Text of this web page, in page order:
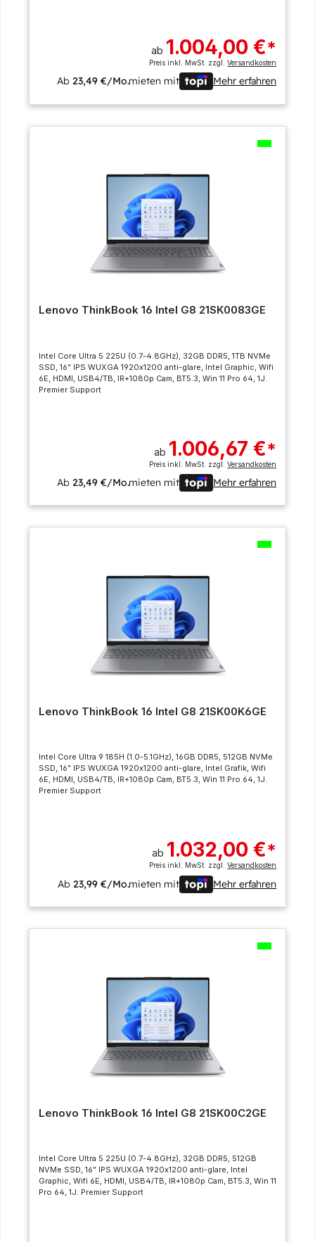
ab 1.004,00 €*
Preis inkl. MwSt. zzgl.Versandkosten
Ab23,49 €/Mo.mieten mit Mehr erfahren
Lenovo ThinkBook 16 Intel G8 21SK0083GE
Intel Core Ultra 5 225U (0.7-4.8GHz), 32GB DDR5, 1TB NVMe
SSD, 16” IPS WUXGA 1920x1200 anti-glare, Intel Graphic, Wifi
6E, HDMI, USB4/TB, IR+1080p Cam, BT5.3, Win 11 Pro 64, 1J.
Premier Support
ab 1.006,67 €*
Preis inkl. MwSt. zzgl.Versandkosten
Ab23,49 €/Mo.mieten mit Mehr erfahren
Lenovo ThinkBook 16 Intel G8 21SK00K6GE
Intel Core Ultra 9 185H (1.0-5.1GHz), 16GB DDR5, 512GB NVMe
SSD, 16” IPS WUXGA 1920x1200 anti-glare, Intel Grafik, Wifi
6E, HDMI, USB4/TB, IR+1080p Cam, BT5.3, Win 11 Pro 64, 1J.
Premier Support
ab 1.032,00 €*
Preis inkl. MwSt. zzgl.Versandkosten
Ab23,99 €/Mo.mieten mit Mehr erfahren
Lenovo ThinkBook 16 Intel G8 21SK00C2GE
Intel Core Ultra 5 225U (0.7-4.8GHz), 32GB DDR5, 512GB
NVMe SSD, 16” IPS WUXGA 1920x1200 anti-glare, Intel
Graphic, Wifi 6E, HDMI, USB4/TB, IR+1080p Cam, BT5.3, Win 11
Pro 64, 1J. Premier Support